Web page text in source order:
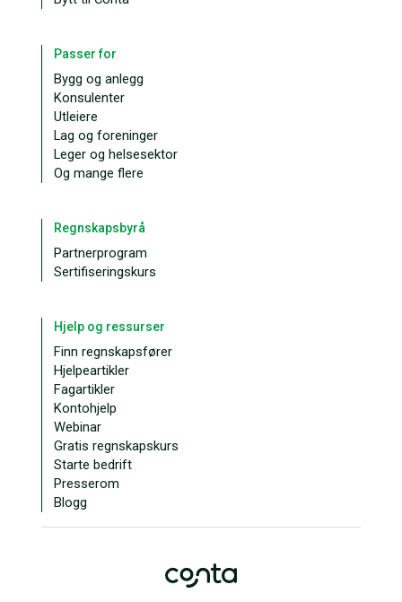
Passer for
Bygg og anlegg
Konsulenter
Utleiere
Lag og foreninger
Leger og helsesektor
Og mange flere
Regnskapsbyrå
Partnerprogram
Sertifiseringskurs
Hjelp og ressurser
Finn regnskapsfører
Hjelpeartikler
Fagartikler
Kontohjelp
Webinar
Gratis regnskapskurs
Starte bedrift
Presserom
Blogg